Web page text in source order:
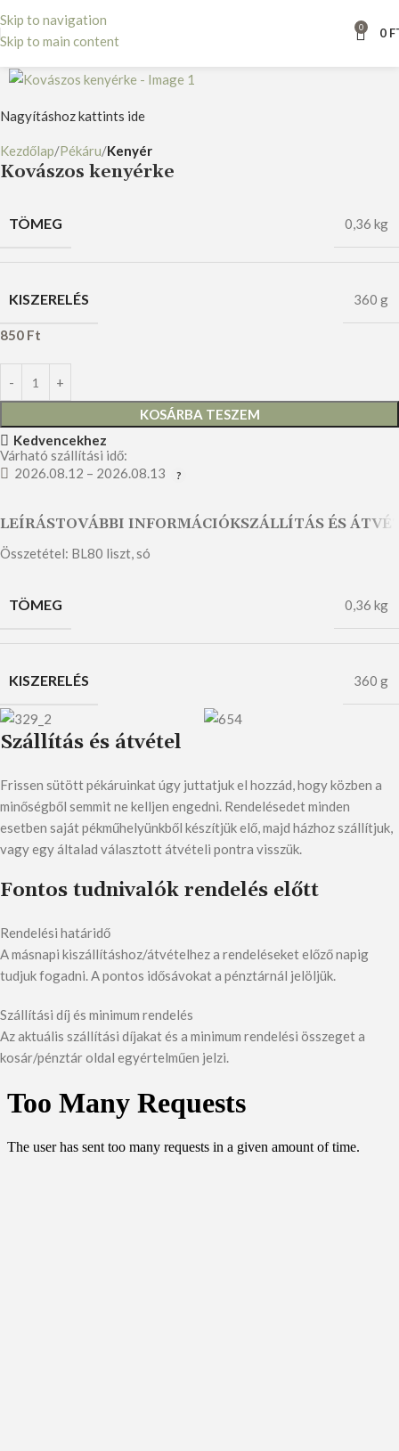
Skip to navigation
Skip to main content
0 0
Nagyításhoz kattints ide
Kezdőlap Pékáru Kenyér
Kovászos kenyérke
TÖMEG 0,36 kg
KISZERELÉS 360 g
850 Ft
KOSÁRBA TESZEM
Kedvencekhez
Várható szállítási idő:
2026.08.12 – 2026.08.13
LEÍRÁSTOVÁBBI INFORMÁCIÓKSZÁLLÍTÁS ÉS
Összetétel: BL80 liszt, só
TÖMEG 0,36 kg
KISZERELÉS 360 g
Szállítás és átvétel
Frissen sütött pékáruinkat úgy juttatjuk el hozzád, hogy közben a
minőségből semmit ne kelljen engedni. Rendelésedet minden
esetben saját pékműhelyünkből készítjük elő, majd házhoz szállítjuk,
vagy egy általad választott átvételi pontra visszük.
Fontos tudnivalók rendelés előtt
Rendelési határidő
A másnapi kiszállításhoz/átvételhez a rendeléseket előző napig
tudjuk fogadni. A pontos idősávokat a pénztárnál jelöljük.
Szállítási díj és minimum rendelés
Az aktuális szállítási díjakat és a minimum rendelési összeget a
kosár/pénztár oldal egyértelműen jelzi.